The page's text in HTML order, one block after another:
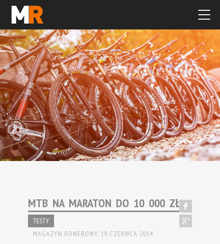
MTB NA MARATON DO 10 000 ZŁ
TESTY
MAGAZYN ROWEROWY, 19 CZERWCA 2014